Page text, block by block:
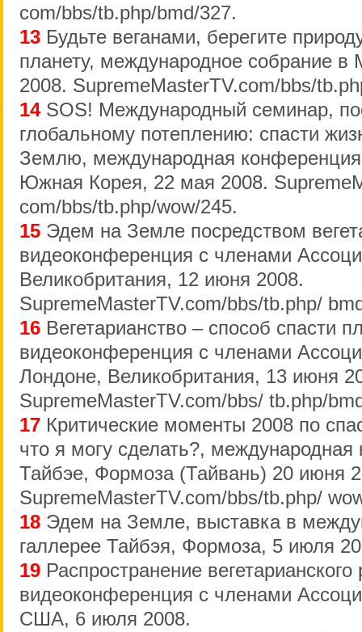
com/bbs/tb.php/bmd/327.
13 Будьте веганами, берегите
планету, международное собрание в
2008. SupremeMasterTV.com/bbs/
14SOS! Международный семинар,
глобальному потеплению: спасти
Землю, международная
Южная Корея, 22 мая 2008.
com/bbs/tb.php/wow/245.
15 Эдем на Земле посредством
видеоконференция с членами
Великобритания, 12 июня 2008.
SupremeMasterTV.com/bbs/tb.php/
16 Вегетарианство – способ спасти
видеоконференция с членами
Лондоне, Великобритания, 13 июня
SupremeMasterTV.com/bbs/ tb.php/
17 Критические моменты 2008 по
что я могу сделать?,
Тайбэе, Формоза (Тайвань) 20 июня
SupremeMasterTV.com/bbs/tb.php/
18 Эдем на Земле, выставка в
галлерее Тайбэя, Формоза, 5 июля
19 Распространение
видеоконференция с членами
США, 6 июля 2008.